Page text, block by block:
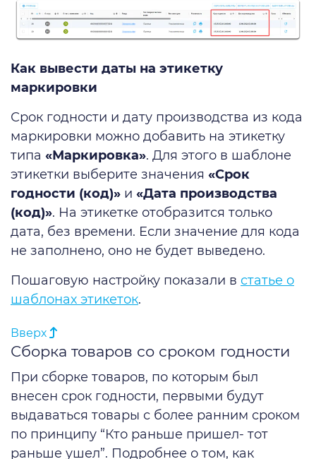
Как вывести даты на этикетку
маркировки
Срок годности и дату производства из кода
маркировки можно добавить на этикетку
типа «Маркировка». Для этого в шаблоне
этикетки выберите значения «Срок
годности (код)» и «Дата производства
(код)». На этикетке отобразится только
дата, без времени. Если значение для кода
не заполнено, оно не будет выведено.
Пошаговую настройку показали в статье о
шаблонах этикеток.
Вверх
Сборка товаров со сроком годности
При сборке товаров, по которым был
внесен срок годности, первыми будут
выдаваться товары с более ранним сроком
по принципу “Кто раньше пришел- тот
раньше ушел”. Подробнее о том, как